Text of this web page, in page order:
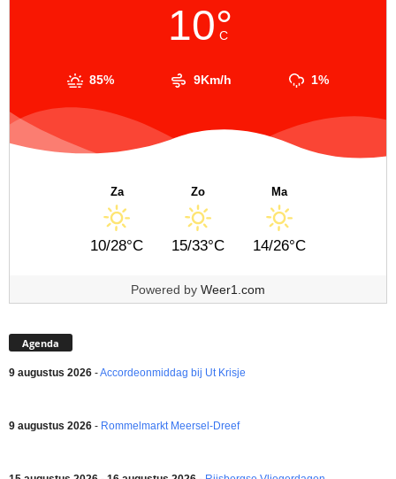
10°
C
85% 9Km/h 1%
Za
10/28°C
Zo
15/33°C
Ma
14/26°C
Powered by Weer1.com
Agenda
9 augustus 2026 -Accordeonmiddag bij Ut Krisje
9 augustus 2026 - Rommelmarkt Meersel-Dreef